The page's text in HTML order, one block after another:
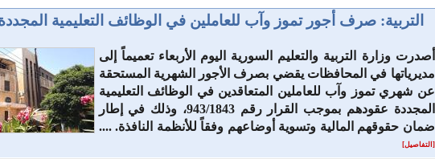
التربية: صرف أجور تموز وآب للعاملين في الوظائف ‏التعليمية
أصدرت وزارة التربية والتعليم السورية اليوم الأربعاء ‏تعميماً إلى
مديرياتها في المحافظات يقضي بصرف ‏الأجور الشهرية المستحقة
عن شهري تموز وآب ‏للعاملين المتعاقدين في الوظائف التعليمية
المجددة ‏عقودهم بموجب القرار رقم 943/1843، وذلك في إطار
‏ضمان حقوقهم المالية وتسوية أوضاعهم وفقاً للأنظمة ‏النافذة‎.‎ ....
[التفاصيل]